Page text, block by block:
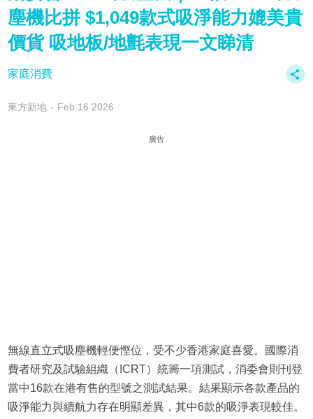
塵機比拼 $1,049款式吸淨能力媲美貴
價貨 吸地板/地氈表現一文睇清
家庭消費
東方新地 Feb 16 2026
廣告
無線直立式吸塵機輕便慳位，受不少香港家庭喜愛。國際消
費者研究及試驗組織（ICRT）統籌一項測試，消委會則刊登
當中16款在港有售的型號之測試結果。結果顯示各款產品的
吸淨能力與續航力存在明顯差異，其中6款的吸淨表現較佳。